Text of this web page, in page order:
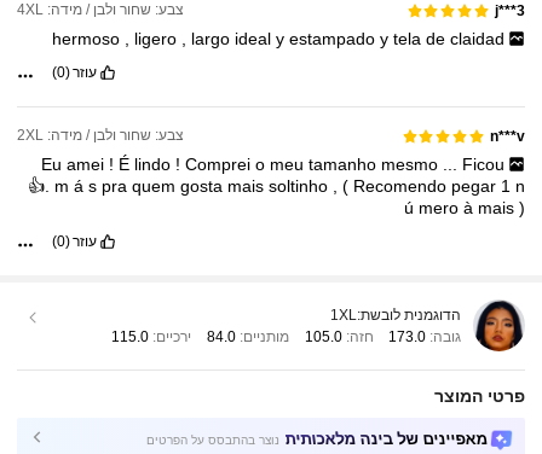
j***3 צבע: שחור ולבן / מידה: 4XL
hermoso ligero largo idealyestampadoyteladeclaidad
עוזר(0)
n***v צבע: שחור ולבן / מידה: 2XL
Euamei ! É lindo !Compreio meutamanho mesmo ... Ficou
👍. m á s pra quem gosta mais soltinho , ( Recomendo pegar 1 n
ú mero à mais )
עוזר(0)
הדוגמנית לובשת: 1XL
גובה: 173.0 חזה:105.0 מותניים: 84.0 ירכיים: 115.0
פרטי המוצר
מאפיינים של בינה מלאכותית נוצר בהתבסס על הפרטים